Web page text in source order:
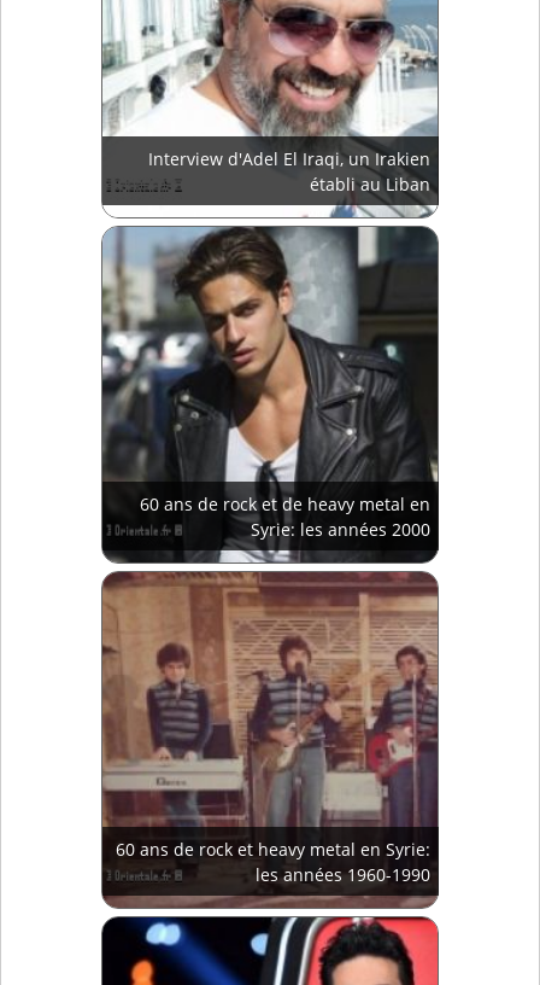
Interview d'Adel El Iraqi, un Irakien
établi au Liban
60 ans de rock et de heavy metal en
Syrie: les années 2000
60 ans de rock et heavy metal en Syrie:
les années 1960-1990